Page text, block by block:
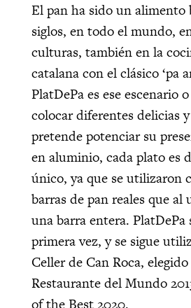
El pan ha sido un alimento
siglos, en todo el mundo,
culturas, también en la
catalana con el clásico ‘pa
PlatDePa es ese escenario
colocar diferentes delicias
pretende potenciar su
en aluminio, cada plato es
único, ya que se utilizaron
barras de pan reales que al
una barra entera.
primera vez, y se sigue
Celler de Can Roca,
Restaurante del Mundo